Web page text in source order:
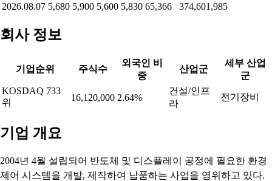
2026.08.07 5,680 5,900 5,600 5,830 65,366 374,601,985
회사 정보
기업순위 주식수
외국인 비
중
산업군
세부 산업
군
KOSDAQ 733
위
16,120,000 2.64%
건설/인프
라
전기장비
기업 개요
2004년 4월 설립되어 반도체 및 디스플레이 공정에 필요한 환경
제어 시스템을 개발, 제작하여 납품하는 사업을 영위하고 있다.